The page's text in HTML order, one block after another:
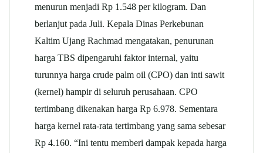
menurun menjadi Rp 1.548 per kilogram. Dan
berlanjut pada Juli. Kepala Dinas Perkebunan
Kaltim Ujang Rachmad mengatakan, penurunan
harga TBS dipengaruhi faktor internal, yaitu
turunnya harga crude palm oil (CPO) dan inti sawit
(kernel) hampir di seluruh perusahaan. CPO
tertimbang dikenakan harga Rp 6.978. Sementara
harga kernel rata-rata tertimbang yang sama sebesar
Rp 4.160. “Ini tentu memberi dampak kepada harga